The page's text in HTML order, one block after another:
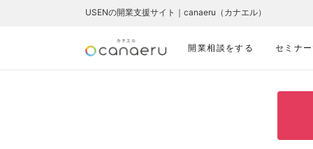
開業相談をする セミナ
USENの開業支援サイト｜canaeru（カナエル）